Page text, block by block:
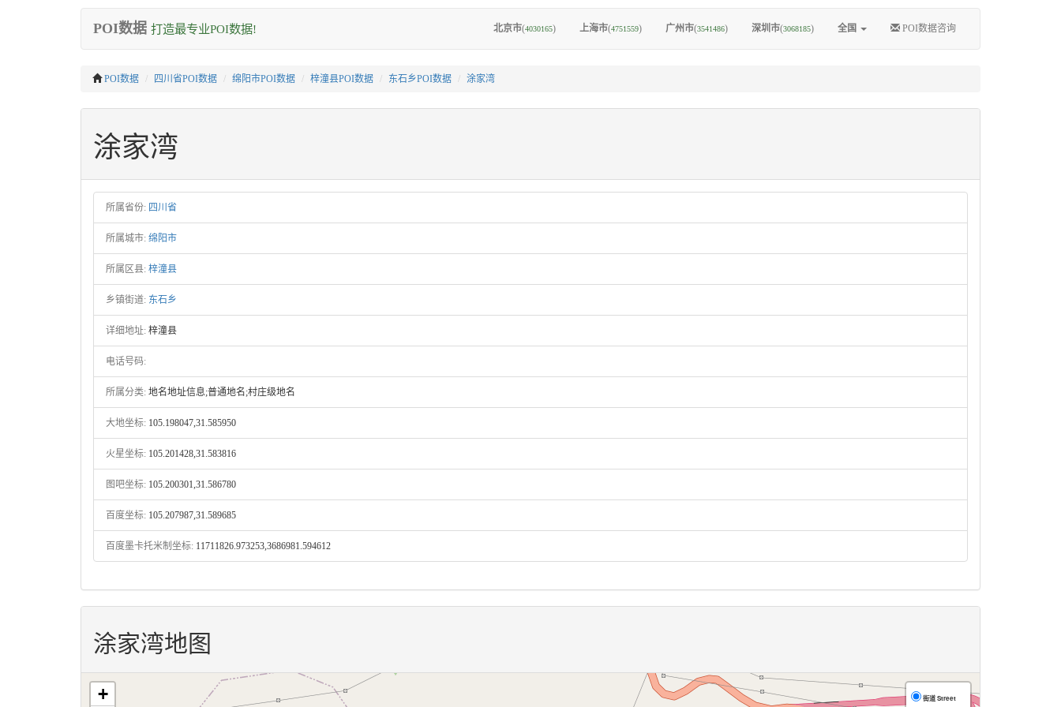
POI数据 打造最专业POI数据! 北京市(4030165) 上海市(4751559) 广州市(3541486) 深圳市(3068185) 全国 POI数据咨询
POI数据 四川省POI数据 绵阳市POI数据 梓潼县POI数据 东石乡POI数据 涂家湾
涂家湾
所属省份: 四川省
所属城市: 绵阳市
所属区县: 梓潼县
乡镇街道: 东石乡
详细地址: 梓潼县
电话号码:
所属分类: 地名地址信息;普通地名;村庄级地名
大地坐标: 105.198047,31.585950
火星坐标: 105.201428,31.583816
图吧坐标: 105.200301,31.586780
百度坐标: 105.207987,31.589685
百度墨卡托米制坐标: 11711826.973253,3686981.594612
涂家湾地图
+ 街道 Street